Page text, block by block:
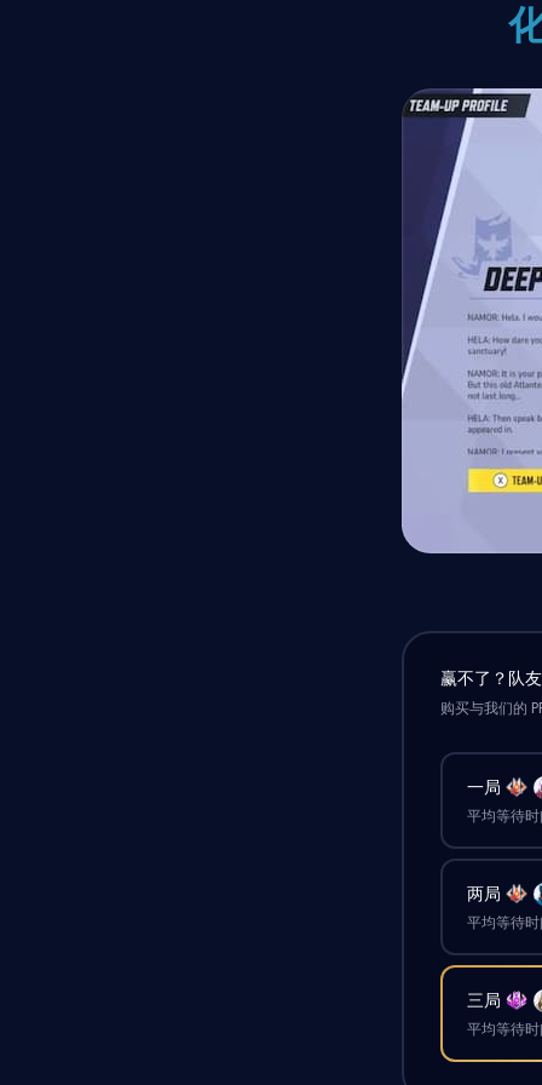
赢不了？队
购买与我们的
一局
平均等待
两局
平均等待
三局
平均等待